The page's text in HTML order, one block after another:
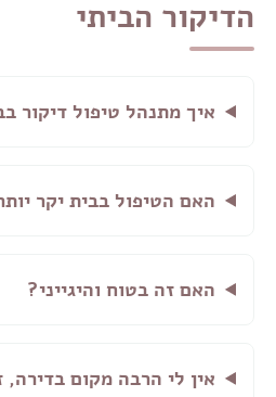
הדיקור הביתי
איך מתנהל טיפול דיקור
האם הטיפול בבית יקר
האם זה בטוח והיגייני?
אין לי הרבה מקום בדירה,